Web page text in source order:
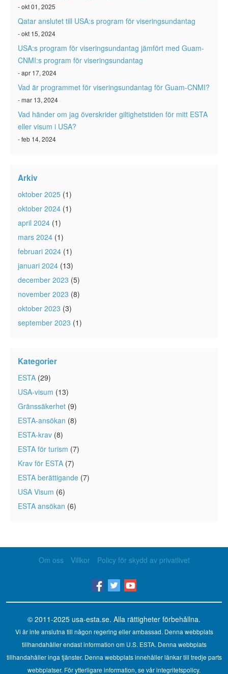
- okt 01, 2025
Qatar anslutet till USA:s program för viseringsundantag
- okt 15, 2024
USA:s program för viseringsundantag jämfört med Guam-
CNMI:s program för viseringsundantag
- apr 17, 2024
Vad är programmet för viseringsundantag för Guam-CNMI?
- mar 13, 2024
Vad händer om jag överskrider giltighetstiden för mitt ESTA
eller visum i USA?
- feb 14, 2024
Arkiv
oktober 2025 (1)
oktober 2024 (1)
april 2024 (1)
mars 2024 (1)
februari 2024 (1)
januari 2024 (13)
december 2023 (5)
november 2023 (8)
oktober 2023 (3)
september 2023 (1)
Kategorier
ESTA (29)
USA-visum (13)
Gränssäkerhet (9)
ESTA-ansökan (8)
ESTA-krav (8)
ESTA för turism (7)
Krav för ESTA (7)
ESTA berättigande (7)
USA Visum (6)
ESTA ansökan (6)
Om oss Villkor Policy för skydd av privatlivet
© 2011-2025 usa-esta.se. Alla rättigheter förbehållna.
Vi är inte anslutna till någon regering eller ambassad. Denna webbplats
tillhandahåller endast information om U.S. ESTA. Denna webbplats
tillhandahåller inga tjänster. Denna webbplats innehåller länkar till tredje parts
webbplatser. För ytterligare information, se vår integritetspolicy.